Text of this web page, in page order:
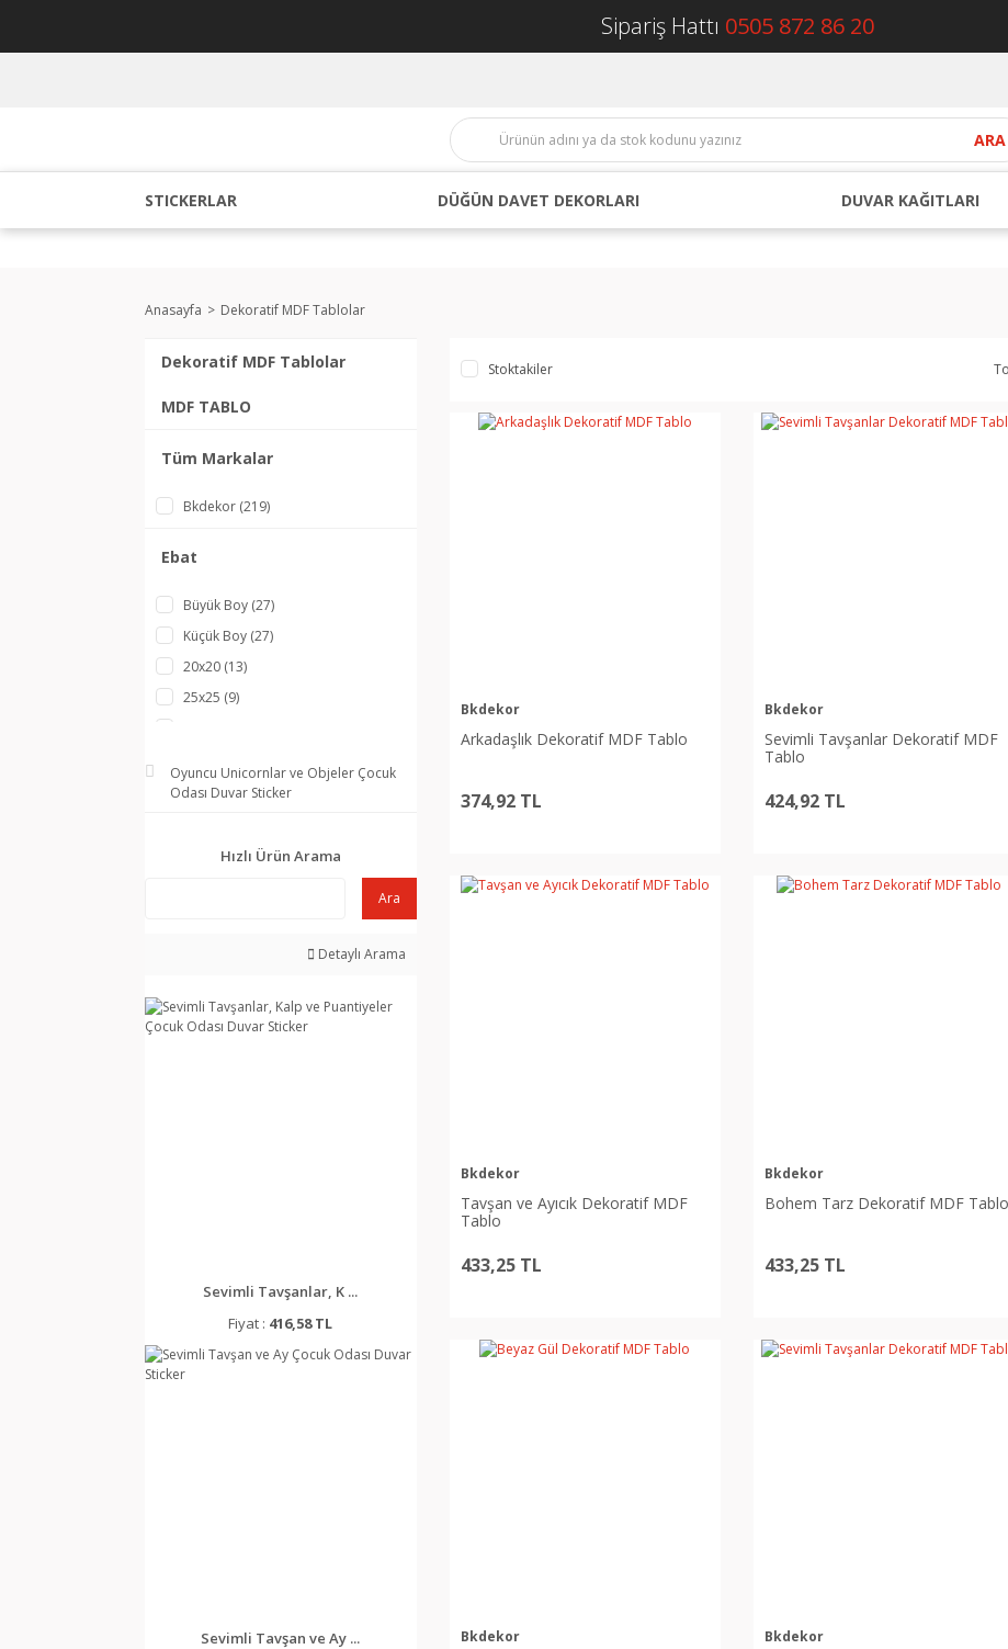
Sipariş Hattı 0505 872 86 20
ARA
STICKERLAR DÜĞÜN DAVET DEKORLARI DUVAR KAĞITLARI
Anasayfa Dekoratif MDF Tablolar
Dekoratif MDF Tablolar
MDF TABLO
Tüm Markalar
Bkdekor (219)
Ebat
Büyük Boy (27)
Küçük Boy (27)
20x20 (13)
25x25 (9)
20x25 (4)
15x25 (3)
30X40 (2)
17x20 (1)
Oyuncu Unicornlar ve Objeler Çocuk
Odası Duvar Sticker
Hızlı Ürün Arama
Ara
Detaylı Arama
Sevimli Tavşanlar, K ...
Fiyat : 416,58 TL
Sevimli Tavşan ve Ay ...
Stoktakiler
Bkdekor
Arkadaşlık Dekoratif MDF Tablo
374,92 TL
Bkdekor
Sevimli Tavşanlar Dekoratif MDF
Tablo
424,92 TL
Bkdekor
Tavşan ve Ayıcık Dekoratif MDF
Tablo
433,25 TL
Bkdekor
Bohem Tarz Dekoratif MDF Tablo
433,25 TL
Bkdekor Bkdekor